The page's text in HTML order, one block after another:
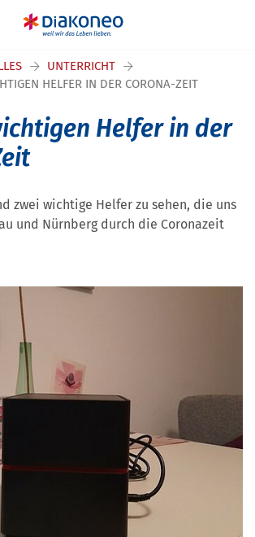
UNTERRICHT
HELFER IN DER CORONA-ZEIT
Helfer in der
zwei wichtige Helfer zu sehen, die uns
und Nürnberg durch die Coronazeit